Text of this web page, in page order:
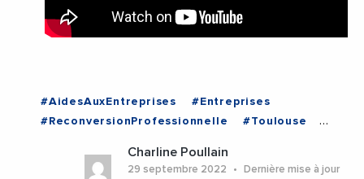
#AidesAuxEntreprises
#Entreprises
#ReconversionProfessionnelle
#Toulouse
Charline Poullain
29 septembre 2022
Dernière mise à jour